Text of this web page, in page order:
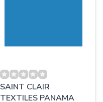
SAINT CLAIR
TEXTILES PANAMA